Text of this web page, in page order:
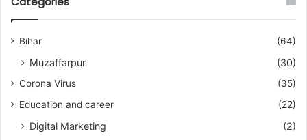
Bihar (64)
Muzaffarpur (30)
Corona Virus
(35)
Education and career
(22)
Digital Marketing (2)